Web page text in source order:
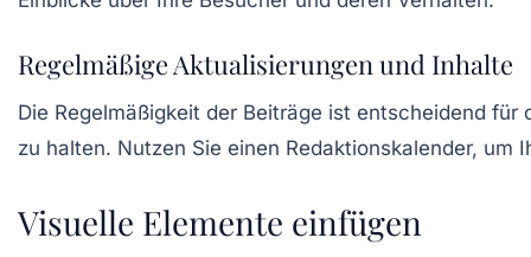
Regelmäßige Aktualisierungen und Inhalte
Die Regelmäßigkeit der Beiträge ist entscheidend
zu halten. Nutzen Sie einen Redaktionskalender,
Visuelle Elemente einfügen